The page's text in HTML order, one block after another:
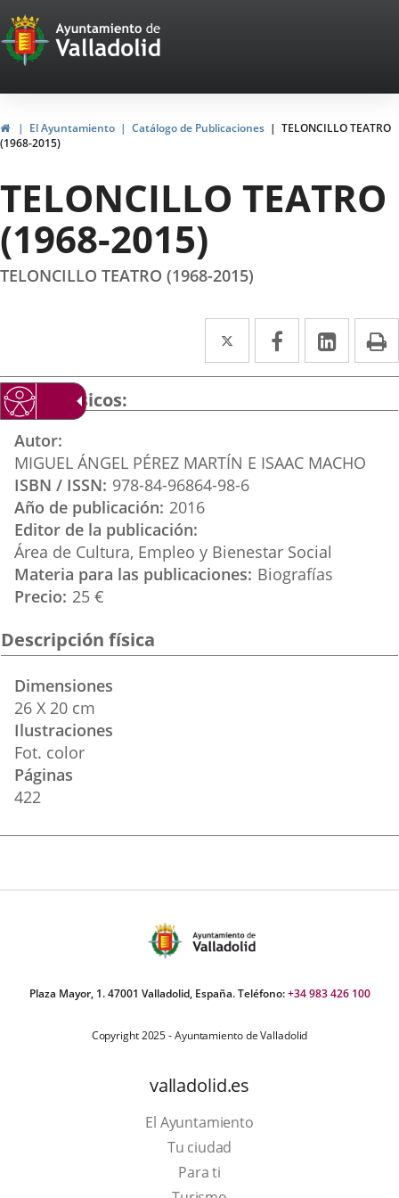
Portal
Web
del
Ayuntamiento
de
Valladolid
HomeEl Ayuntamiento Catálogo de Publicaciones
TELONCILLO TEATRO
(1968-2015)
TELONCILLO TEATRO
(1968-2015)
TELONCILLO TEATRO (1968-2015)
Twitter
Enlace
a
externa.
Facebook
Enlace
a
externa.
Enlace
a
Datos básicos
Autor
MIGUEL ÁNGEL PÉREZ MARTÍN E ISAAC MACHO
ISBN / ISSN 978-84-96864-98-6
Año de publicación 2016
Editor de la publicación
Área de Cultura, Empleo y Bienestar Social
Materia para las publicaciones Biografías
Precio 25 €
Descripción física
Dimensiones
26 X 20 cm
Ilustraciones
Fot. color
Páginas
422
Plaza Mayor, 1. 47001 Valladolid, España. Teléfono:+34 983 426 100
Copyright 2025 - Ayuntamiento de Valladolid
valladolid.es
El Ayuntamiento
Tu ciudad
Para ti